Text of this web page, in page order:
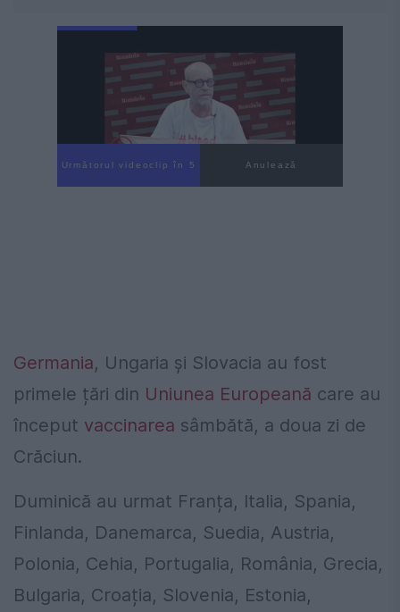
Următorul videoclip în 4 Anulează
Germania, Ungaria și Slovacia au fost
primele țări din Uniunea Europeană care au
început vaccinarea sâmbătă, a doua zi de
Crăciun.
Duminică au urmat Franța, Italia, Spania,
Finlanda, Danemarca, Suedia, Austria,
Polonia, Cehia, Portugalia, România, Grecia,
Bulgaria, Croația, Slovenia, Estonia,